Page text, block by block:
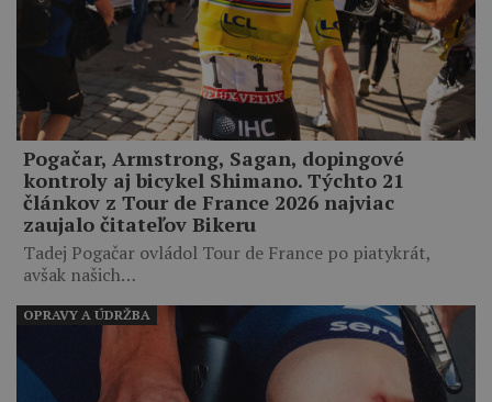
Pogačar, Armstrong, Sagan, dopingové
kontroly aj bicykel Shimano. Týchto 21
článkov z Tour de France 2026 najviac
zaujalo čitateľov Bikeru
Tadej Pogačar ovládol Tour de France po piatykrát,
avšak našich…
OPRAVY A ÚDRŽBA